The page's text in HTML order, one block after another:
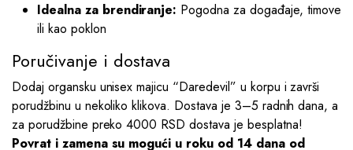
Idealna za brendiranje: Pogodna za događaje, timove
ili kao poklon
Poručivanje i dostava
Dodaj organsku unisex majicu “Daredevil” u korpu i završi
porudžbinu u nekoliko klikova. Dostava je 3–5 radnih dana, a
za porudžbine preko 4000 RSD dostava je besplatna!
Povrat i zamena su mogući u roku od 14 dana od